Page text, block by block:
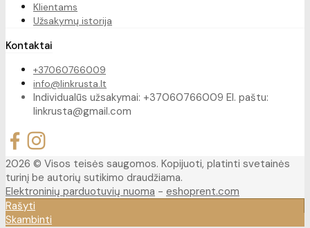
Klientams
Užsakymų istorija
Kontaktai
+37060766009
info@linkrusta.lt
Individualūs užsakymai: +37060766009 El. paštu:
linkrusta@gmail.com
2026 © Visos teisės saugomos. Kopijuoti, platinti svetainės
turinį be autorių sutikimo draudžiama.
Elektroninių parduotuvių nuoma - eshoprent.com
Rašyti
Skambinti